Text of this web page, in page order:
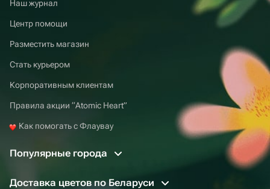
Вы можете видеть этапы заказа онлайн с помощью
пуш-уведомлений или СМС.
Наш журнал
Центр помощи
Разместить магазин
Стать курьером
Корпоративным клиентам
Правила акции “Atomic Heart”
Как помогать с Флаувау
Популярные города
Доставка цветов по Беларуси